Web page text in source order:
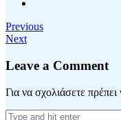
Previous
Next
Leave a Comment
Για να σχολιάσετε πρέπει